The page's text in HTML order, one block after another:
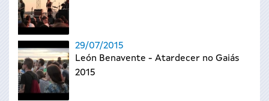
29/07/2015
León Benavente - Atardecer no Gaiás
2015